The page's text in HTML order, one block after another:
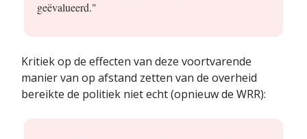
geëvalueerd."
Kritiek op de effecten van deze voortvarende
manier van op afstand zetten van de overheid
bereikte de politiek niet echt (opnieuw de WRR):